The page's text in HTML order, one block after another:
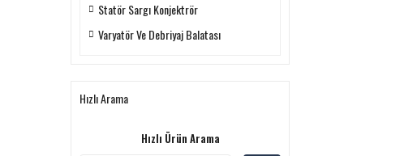
Statör Sargı Konjektrör
Varyatör Ve Debriyaj Balatası
Hızlı Arama
Hızlı Ürün Arama